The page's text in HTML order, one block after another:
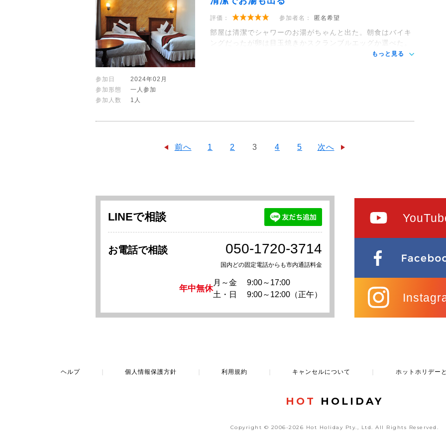
評価： 参加者名： 匿名希望
部屋は清潔でシャワーのお湯がちゃんと出た。朝食はバイキ
ングだったが卵は目玉焼きかスクランブルエッグか選べた。
もっと見る
参加日
2024年02月
参加形態
一人参加
参加人数
1人
前へ 1 2 3 4 5 次へ
LINEで相談
お電話で相談 050-1720-3714
国内どの固定電話からも市内通話料金
年中無休
月～金
9:00～17:00
土・日
9:00～12:00（正午）
ヘルプ 個人情報保護方針 利用規約 キャンセルについて ホットホリデー
HOT HOLIDAY
Copyright © 2006-2026 Hot Holiday Pty., Ltd.All Rights Reserved.